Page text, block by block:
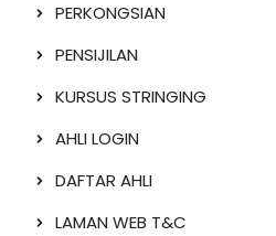
PERKONGSIAN
PENSIJILAN
KURSUS STRINGING
AHLI LOGIN
DAFTAR AHLI
LAMAN WEB T&C